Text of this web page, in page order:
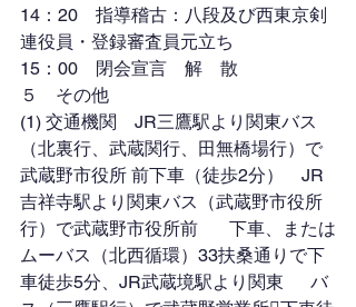
14：20　指導稽古：八段及び西東京剣
連役員・登録審査員元立ち
15：00　閉会宣言　解　散
５　その他
(1) 交通機関　JR三鷹駅より関東バス
（北裏行、武蔵関行、田無橋場行）で
武蔵野市役所 前下車（徒歩2分）　JR
吉祥寺駅より関東バス（武蔵野市役所
行）で武蔵野市役所前       下車、または
ムーバス（北西循環）33扶桑通りで下
車徒歩5分、JR武蔵境駅より関東      バ